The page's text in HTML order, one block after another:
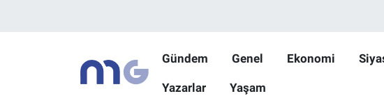
Gündem Genel Ekonomi
Yazarlar Yaşam
Hava Durumu